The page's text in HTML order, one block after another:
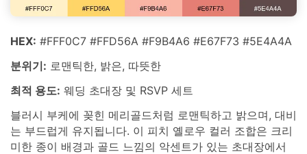
HEX: #FFF0C7 #FFD56A #F9B4A6 #E67F73 #5E4A4A
분위기: 로맨틱한, 밝은, 따뜻한
최적 용도: 웨딩 초대장 및 RSVP 세트
블러시 부케에 꽂힌 메리골드처럼 로맨틱하고 밝으며, 대비
는 부드럽게 유지됩니다. 이 피치 옐로우 컬러 조합은 크리
미한 종이 배경과 골드 느낌의 악센트가 있는 초대장에서